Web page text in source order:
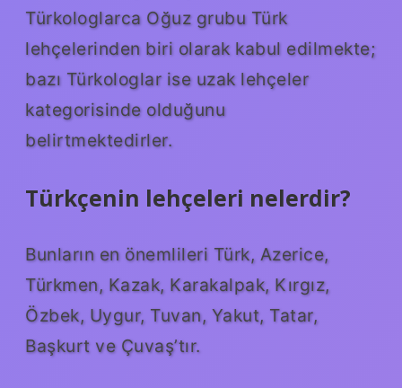
Türkologlarca Oğuz grubu Türk
lehçelerinden biri olarak kabul edilmekte;
bazı Türkologlar ise uzak lehçeler
kategorisinde olduğunu
belirtmektedirler.
Türkçenin lehçeleri nelerdir?
Bunların en önemlileri Türk, Azerice,
Türkmen, Kazak, Karakalpak, Kırgız,
Özbek, Uygur, Tuvan, Yakut, Tatar,
Başkurt ve Çuvaş’tır.